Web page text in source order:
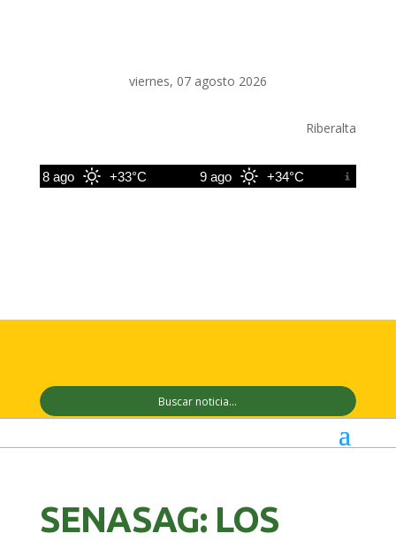
viernes, 07 agosto 2026
Riberalta
8 ago +33°C 9 ago +34°C 10 ago
SENASAG: LOS